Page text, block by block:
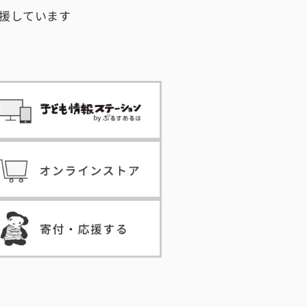
しています